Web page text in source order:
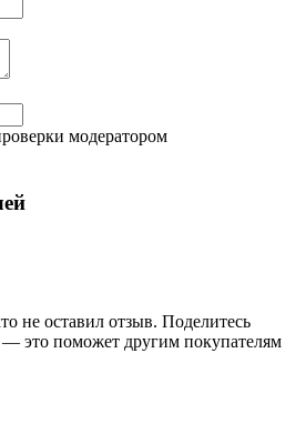
модератором
не оставил отзыв. Поделитесь
это поможет другим покупателям